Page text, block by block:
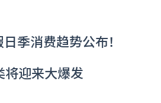
季消费趋势公布！
将迎来大爆发